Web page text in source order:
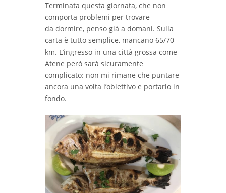
Terminata questa giornata, che non
comporta problemi per trovare
da dormire, penso già a domani. Sulla
carta è tutto semplice, mancano 65/70
km. L’ingresso in una città grossa come
Atene però sarà sicuramente
complicato: non mi rimane che puntare
ancora una volta l’obiettivo e portarlo in
fondo.